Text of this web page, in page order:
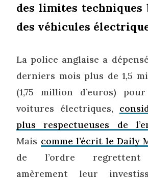
des limites techniques
des véhicules
La police anglaise a
derniers mois plus de 1,5
(1,75 million d’euros)
voitures électriques,
plus respectueuses de
Mais comme l’écrit le Daily
de l’ordre regrettent
amèrement leur